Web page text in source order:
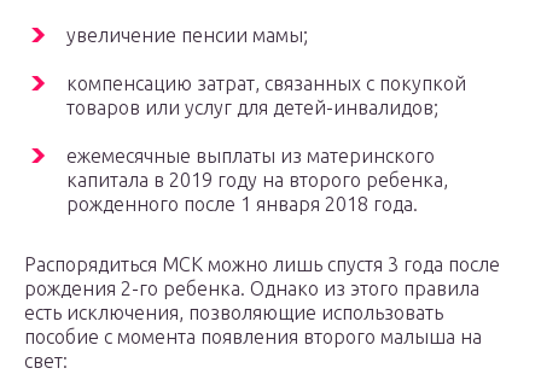
увеличение пенсии мамы;
компенсацию затрат, связанных с покупкой
товаров или услуг для детей-инвалидов;
ежемесячные выплаты из материнского
капитала в 2019 году на второго ребенка,
рожденного после 1 января 2018 года.
Распорядиться МСК можно лишь спустя 3 года после
рождения 2-го ребенка. Однако из этого правила
есть исключения, позволяющие использовать
пособие с момента появления второго малыша на
свет: